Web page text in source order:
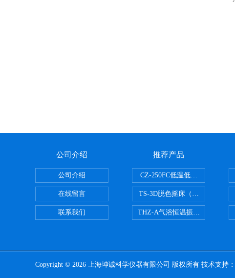
公司介绍
公司介绍
在线留言
联系我们
推荐产品
CZ-250FC低温低湿种子储藏柜
TS-3D脱色摇床（三维运动）
THZ-A气浴恒温振荡器
Copyright © 2026 上海坤诚科学仪器有限公司 版权所有 技术支持：